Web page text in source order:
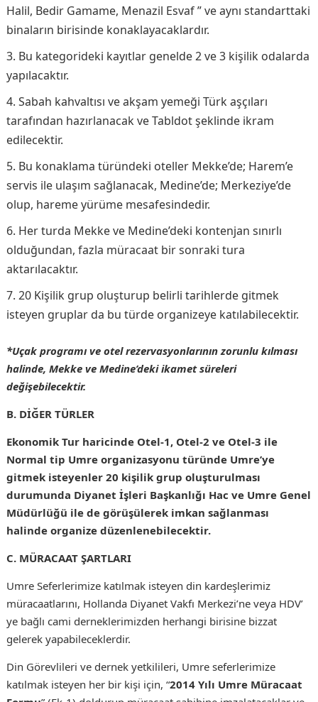
Halil, Bedir Gamame, Menazil Esvaf ” ve aynı standarttaki
binaların birisinde konaklayacaklardır.
Bu kategorideki kayıtlar genelde 2 ve 3 kişilik odalarda
yapılacaktır.
Sabah kahvaltısı ve akşam yemeği Türk aşçıları
tarafından hazırlanacak ve Tabldot şeklinde ikram
edilecektir.
Bu konaklama türündeki oteller Mekke’de; Harem’e
servis ile ulaşım sağlanacak, Medine’de; Merkeziye’de
olup, hareme yürüme mesafesindedir.
Her turda Mekke ve Medine’deki kontenjan sınırlı
olduğundan, fazla müracaat bir sonraki tura
aktarılacaktır.
20 Kişilik grup oluşturup belirli tarihlerde gitmek
isteyen gruplar da bu türde organizeye katılabilecektir.
*Uçak programı ve otel rezervasyonlarının zorunlu kılması
halinde, Mekke ve Medine’deki ikamet süreleri
değişebilecektir.
B. DİĞER TÜRLER
Ekonomik Tur haricinde Otel-1, Otel-2 ve Otel-3 ile
Normal tip Umre organizasyonu türünde Umre’ye
gitmek isteyenler 20 kişilik grup oluşturulması
durumunda Diyanet İşleri Başkanlığı Hac ve Umre Genel
Müdürlüğü ile de görüşülerek imkan sağlanması
halinde organize düzenlenebilecektir.
C. MÜRACAAT ŞARTLARI
Umre Seferlerimize katılmak isteyen din kardeşlerimiz
müracaatlarını, Hollanda Diyanet Vakfı Merkezi’ne veya HDV’
ye bağlı cami derneklerimizden herhangi birisine bizzat
gelerek yapabileceklerdir.
Din Görevlileri ve dernek yetkilileri, Umre seferlerimize
katılmak isteyen her bir kişi için, “2014 Yılı Umre Müracaat